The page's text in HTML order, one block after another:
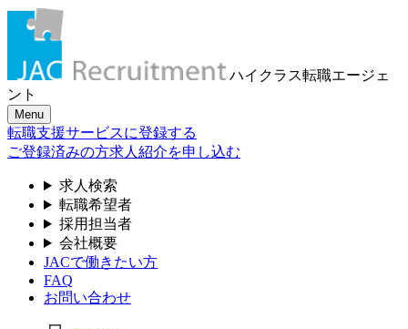
ハイクラス転職エージェ
ント
Menu
転職支援サービスに登録する
ご登録済みの方求人紹介を申し込む
求人検索
転職希望者
採用担当者
会社概要
JACで働きたい方
FAQ
お問い合わせ